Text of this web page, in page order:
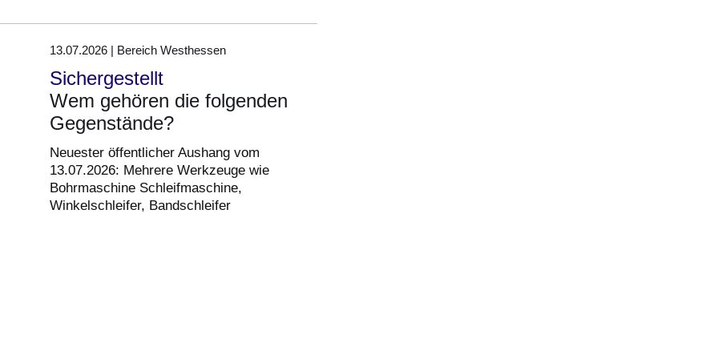
13.07.2026 | Bereich Westhessen
Sichergestellt
Wem gehören die folgenden
Gegenstände?
Neuester öffentlicher Aushang vom
13.07.2026: Mehrere Werkzeuge wie
Bohrmaschine Schleifmaschine,
Winkelschleifer, Bandschleifer